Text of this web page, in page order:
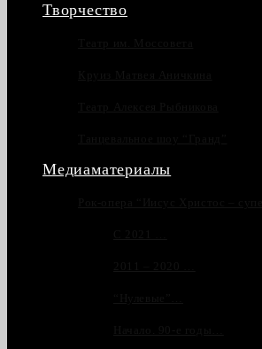
Творчество
Медиаматериалы